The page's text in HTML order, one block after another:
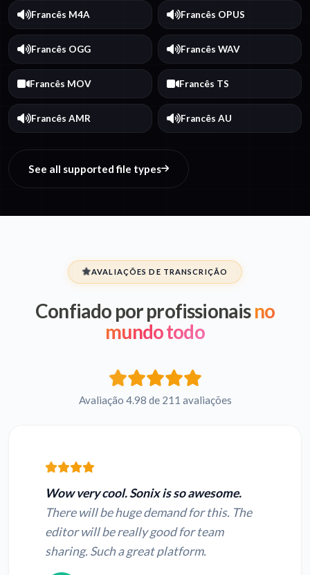
Francês M4A Francês OPUS
Francês OGG Francês WAV
Francês MOV Francês TS
Francês AMR Francês AU
See all supported file types
AVALIAÇÕES DE TRANSCRIÇÃO
Confiado por profissionaisno
mundo todo
Avaliação 4.98 de 211 avaliações
Wow very cool. Sonix is so awesome.
There will be huge demand for this. The
editor will be really good for team
sharing. Such a great platform.